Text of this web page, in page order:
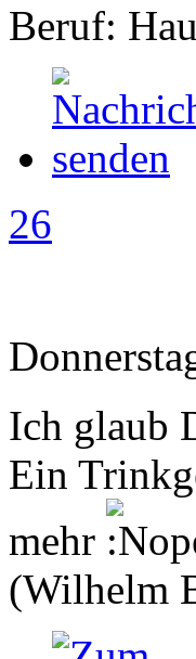
Beruf:
26
Ich glaub
Ein
mehr
(Wilhelm